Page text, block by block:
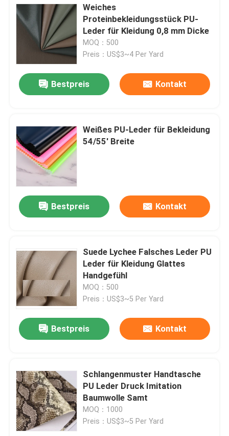
Produkte
Über uns
Weiches
Proteinbekleidungsstück PU-
Leder für Kleidung 0,8 mm Dicke
MOQ：500
Preis：US$3~4 Per Yard
Bestpreis Kontakt
Weißes PU-Leder für Bekleidung
54/55' Breite
Bestpreis Kontakt
Suede Lychee Falsches Leder PU
Leder für Kleidung Glattes
Handgefühl
MOQ：500
Preis：US$3~5 Per Yard
Bestpreis Kontakt
Schlangenmuster Handtasche
PU Leder Druck Imitation
Baumwolle Samt
MOQ：1000
Preis：US$3~5 Per Yard